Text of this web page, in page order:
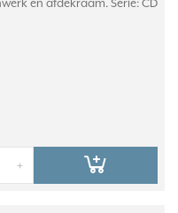
en afdekraam. Serie: CD
+